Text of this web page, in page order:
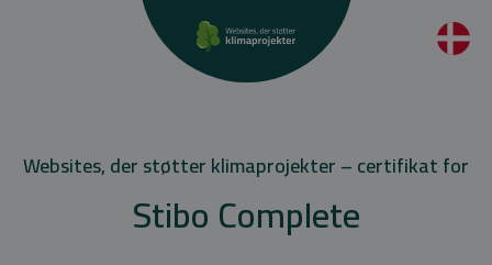
Websites, der støtter klimaprojekter – certifikat for
Stibo Complete